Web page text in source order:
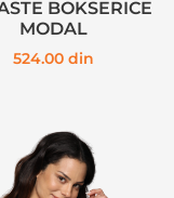
BOKSERICE
MODAL
524.00 din